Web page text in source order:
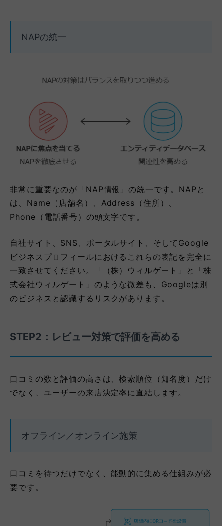
NAPの統一
非常に重要なのが「NAP情報」の統一です。NAPと
は、Name（店舗名）、Address（住所）、
Phone（電話番号）の頭文字です。
自社サイト、SNS、ポータルサイト、そしてGoogle
ビジネスプロフィールにおけるこれらの表記を完全に
一致させてください。「（株）ウィルゲート」と「株
式会社ウィルゲート」のような微差も、Googleは別
のビジネスと認識するリスクがあります。
STEP2：レビュー対策で評価を高める
口コミの数と評価の高さは、検索順位（知名度）だけ
でなく、ユーザーの来店決定率に直結します。
オフライン／オンライン施策
口コミを待つだけでなく、能動的に集める仕組みが必
要です。